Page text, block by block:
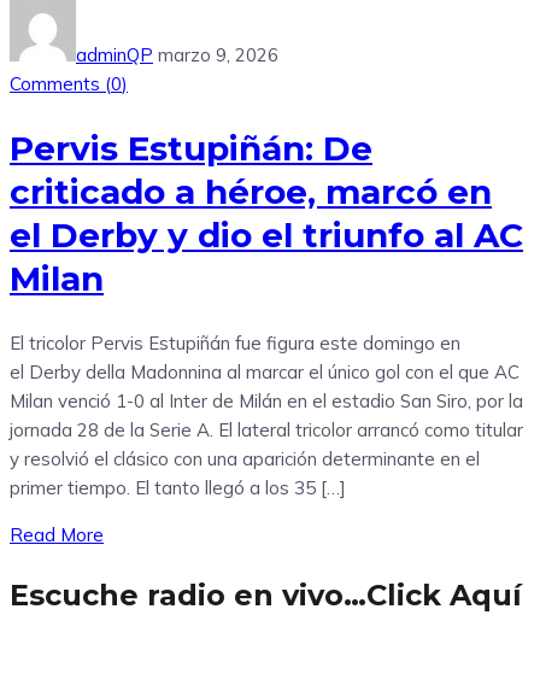
adminQP marzo 9, 2026
Comments (0)
Pervis Estupiñán: De
criticado a héroe, marcó en
el Derby y dio el triunfo al AC
Milan
El tricolor Pervis Estupiñán fue figura este domingo en
el Derby della Madonnina al marcar el único gol con el que AC
Milan venció 1-0 al Inter de Milán en el estadio San Siro, por la
jornada 28 de la Serie A. El lateral tricolor arrancó como titular
y resolvió el clásico con una aparición determinante en el
primer tiempo. El tanto llegó a los 35 […]
Read More
Escuche radio en vivo…Click Aquí